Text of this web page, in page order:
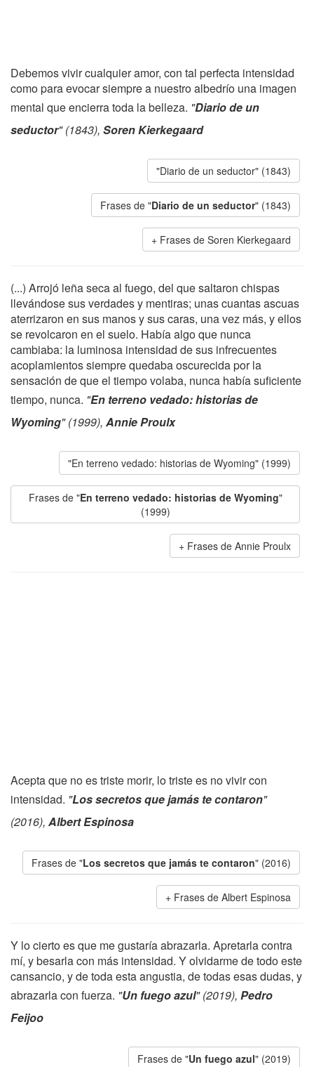
Debemos vivir cualquier amor, con tal perfecta intensidad
como para evocar siempre a nuestro albedrío una imagen
mental que encierra toda la belleza. "Diario de un
seductor" (1843), Soren Kierkegaard
"Diario de un seductor" (1843)
Frases de "Diario de un seductor" (1843)
Frases de Soren Kierkegaard
(...) Arrojó leña seca al fuego, del que saltaron chispas
llevándose sus verdades y mentiras; unas cuantas ascuas
aterrizaron en sus manos y sus caras, una vez más, y ellos
se revolcaron en el suelo. Había algo que nunca
cambiaba: la luminosa intensidad de sus infrecuentes
acoplamientos siempre quedaba oscurecida por la
sensación de que el tiempo volaba, nunca había suficiente
tiempo, nunca. "En terreno vedado: historias de
Wyoming" (1999), Annie Proulx
"En terreno vedado: historias de Wyoming" (1999)
Frases de "En terreno vedado: historias de Wyoming"
(1999)
Frases de Annie Proulx
Acepta que no es triste morir, lo triste es no vivir con
intensidad. "Los secretos que jamás te contaron"
(2016), Albert Espinosa
Frases de "Los secretos que jamás te contaron" (2016)
Frases de Albert Espinosa
Y lo cierto es que me gustaría abrazarla. Apretarla contra
mí, y besarla con más intensidad. Y olvidarme de todo este
cansancio, y de toda esta angustia, de todas esas dudas, y
abrazarla con fuerza. "Un fuego azul" (2019), Pedro
Feijoo
Frases de "Un fuego azul" (2019)